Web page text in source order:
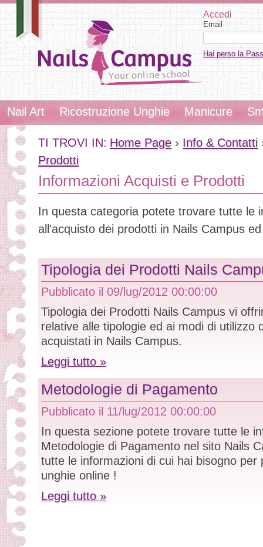
Accedi
Email
Hai perso la
Nail Art Ricostruzione Unghie Manicure
TI TROVI IN: Home Page › Info & Contatti
Prodotti
Informazioni Acquisti e Prodotti
In questa categoria potete trovare tutte le
all'acquisto dei prodotti in Nails Campus
Tipologia dei Prodotti Nails
Pubblicato il 09/lug/2012 00:00:00
Tipologia dei Prodotti Nails Campus vi
relative alle tipologie ed ai modi di utilizzo
acquistati in Nails Campus.
Leggi tutto »
Metodologie di Pagamento
Pubblicato il 11/lug/2012 00:00:00
In questa sezione potete trovare tutte le
Metodologie di Pagamento nel sito Nails
tutte le informazioni di cui hai bisogno per
unghie online !
Leggi tutto »